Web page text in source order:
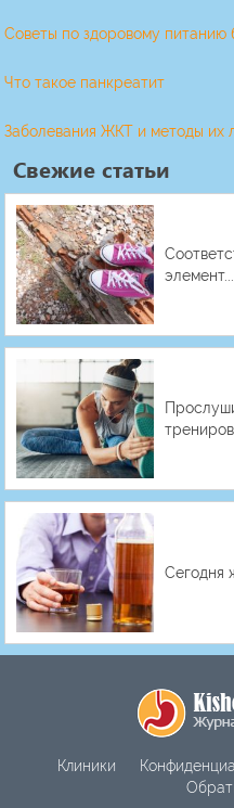
Советы по здоровому питанию
Что такое панкреатит
Заболевания ЖКТ и методы их
Свежие статьи
элемент...
Сегодня
Клиники